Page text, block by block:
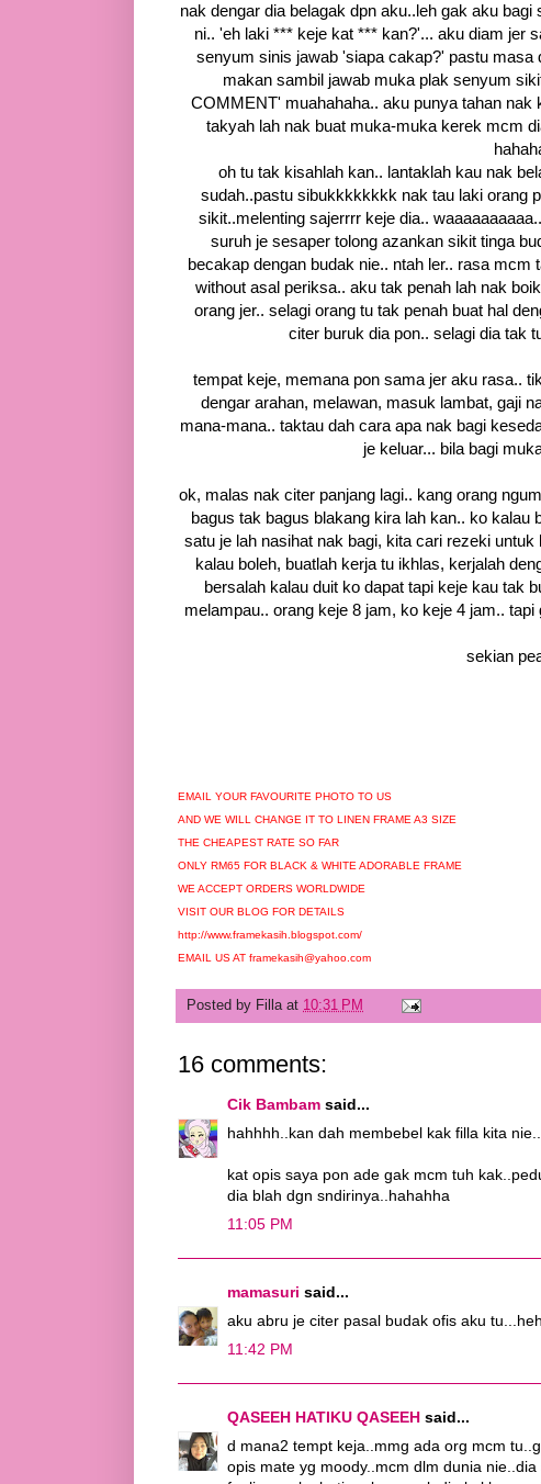
nak dengar dia belagak dpn aku..leh gak aku
ni.. 'eh laki *** keje kat *** kan?'... aku diam jer
senyum sinis jawab 'siapa cakap?' pastu
makan sambil jawab muka plak senyum
COMMENT' muahahaha.. aku punya tahan nak
takyah lah nak buat muka-muka kerek mcm
oh tu tak kisahlah kan.. lantaklah kau nak
sudah..pastu sibukkkkkkkk nak tau laki orang
sikit..melenting sajerrrr keje dia..
suruh je sesaper tolong azankan sikit tinga
becakap dengan budak nie.. ntah ler.. rasa
without asal periksa.. aku tak penah lah nak
orang jer.. selagi orang tu tak penah buat hal
citer buruk dia pon.. selagi dia tak
tempat keje, memana pon sama jer aku rasa..
dengar arahan, melawan, masuk lambat, gaji
mana-mana.. taktau dah cara apa nak bagi
je keluar... bila bagi
ok, malas nak citer panjang lagi.. kang orang
bagus tak bagus blakang kira lah kan.. ko kalau
satu je lah nasihat nak bagi, kita cari rezeki
kalau boleh, buatlah kerja tu ikhlas, kerjalah
bersalah kalau duit ko dapat tapi keje kau tak
melampau.. orang keje 8 jam, ko keje 4 jam..
sekian
EMAIL YOUR FAVOURITE PHOTO TO US
AND WE WILL CHANGE IT TO LINEN FRAME A3 SIZE
THE CHEAPEST RATE SO FAR
ONLY RM65 FOR BLACK & WHITE ADORABLE FRAME
WE ACCEPT ORDERS WORLDWIDE
VISIT OUR BLOG FOR DETAILS
http://www.framekasih.blogspot.com/
EMAIL US AT framekasih@yahoo.com
Posted by Filla at 10:31 PM
16 comments:
Cik Bambam said...
hahhhh..kan dah membebel kak filla kita
kat opis saya pon ade gak mcm tuh
dia blah dgn sndirinya..hahahha
11:05 PM
mamasuri said...
aku abru je citer pasal budak ofis aku
11:42 PM
QASEEH HATIKU QASEEH said...
d mana2 tempt keja..mmg ada org mcm
opis mate yg moody..mcm dlm dunia